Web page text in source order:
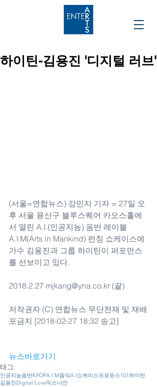
하이틴-김용진 '디지털 러브'
(서울=연합뉴스) 강민지 기자 = 27일 오
후 서울 용산구 블루스퀘어 카오스홀에
서 열린 A.I.(인공지능) 음반 레이블
A.I.M(Arts in Mankind) 런칭 쇼케이스에
가수 김용진과 그룹 하이틴이 퍼포먼스
를 선보이고 있다.
2018.2.27 mjkang@yna.co.kr (끝)
저작권자 (C) 연합뉴스 무단전재 및 재배
포금지 [2018-02-27 18:32 송고]
뉴스바로가기
태그:
인공지능음반KPOPA.I.M음악A.I쇼케이스프로듀스101하이틴
김용진Digital Love믹스나인